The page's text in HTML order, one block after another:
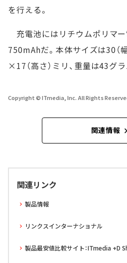
を行える。
充電池にはリチウムポリマー
750mAhだ。本体サイズは30（
×17（高さ）ミリ、重量は43グラ
Copyright © ITmedia, Inc. All Rights
関連情報
関連リンク
製品情報
リンクスインターナショナル
製品最安値比較サイト：ITmedia +D